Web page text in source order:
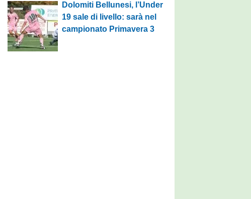
Dolomiti Bellunesi, l’Under
19 sale di livello: sarà nel
campionato Primavera 3